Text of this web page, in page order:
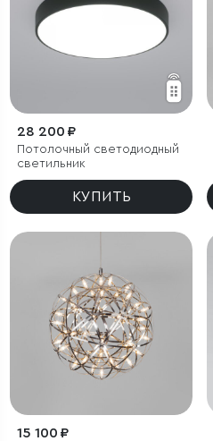
28 200 ₽
Потолочный светодиодный
светильник
КУПИТЬ
15 100 ₽